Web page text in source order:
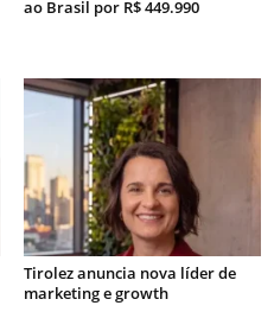
ao Brasil por R$ 449.990
Tirolez anuncia nova líder de
marketing e growth